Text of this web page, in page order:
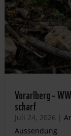
Vorarlberg –
scharf
Juli 24, 2026 |
Aussendung